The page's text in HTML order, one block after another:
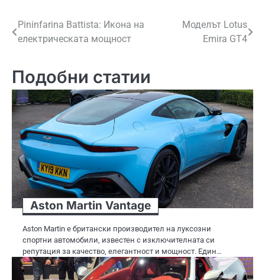
Навигация
Pininfarina Battista: Икона на
електрическата мощност
Моделът Lotus
Emira GT4
Подобни статии
Aston Martin Vantage
Aston Martin е британски производител на луксозни
спортни автомобили, известен с изключителната си
репутация за качество, елегантност и мощност. Един…